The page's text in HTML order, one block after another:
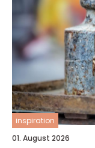
inspiration
01. August 2026